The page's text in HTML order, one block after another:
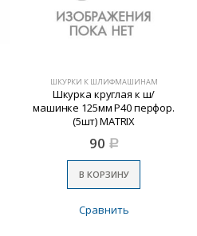
ШКУРКИ К ШЛИФМАШИНАМ
Шкурка круглая к ш/
машинке 125мм Р40 перфор.
(5шт) MATRIX
90 Р
В КОРЗИНУ
Сравнить